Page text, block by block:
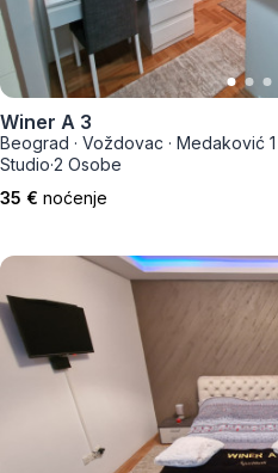
Winer A 3
Beograd · Voždovac · Medaković 1
Studio·2 Osobe
35 € noćenje